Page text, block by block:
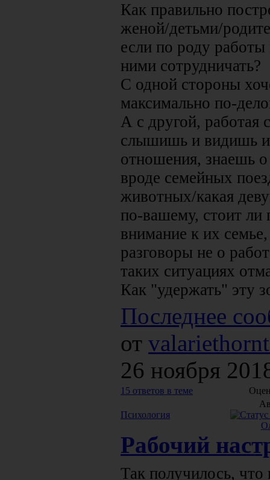
Как правильно
женой/детьми/
если по роду работы
ними сотрудничать?
С одной стороны
максимально по-
А с другой, работая
слышишь и видишь
отношения, знаешь
вроде семейных
животных/какая
по-вашему, стоит ли
внимание к их
разговоры не о
таких ситуациях
Как "удержать" эту
Последнее
от
26 ноября
15 ответов в теме
Психология
Рабочий
Так получилось,